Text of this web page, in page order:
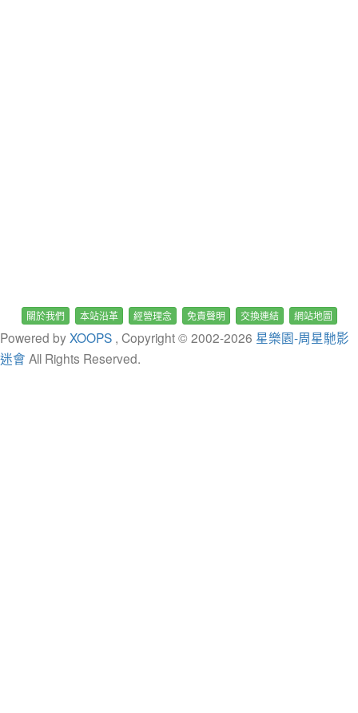
關於我們 本站沿革 經營理念 免責聲明 交換連結 網站地圖
Powered byXOOPS , Copyright © 2002-2026 星樂園-周星馳影
迷會 All Rights Reserved.